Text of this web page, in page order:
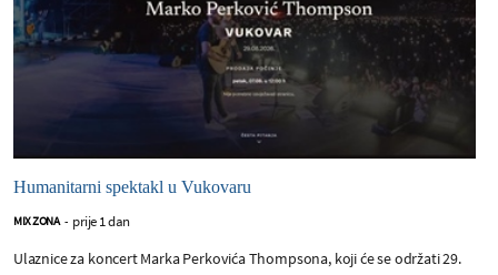
Humanitarni spektakl u Vukovaru
MIX ZONA - prije 1 dan
Ulaznice za koncert Marka Perkovića Thompsona, koji će se održati 29.